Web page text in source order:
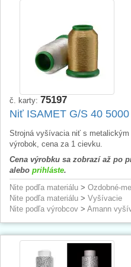
–
priemyselných šijacích nití –
samozhášavé
Amann Synton–
vysokú pevnosť
vlastnosti
priemysel, koženú
Amann vyšívacie– 100%
výšivku
vysoký lesk
Hagal ostatné– vysoko
ULTRAPOLY 30
strojné zošívanie
Hagal Polytex
overlockoch, cez 100
Hagal Profipoly
určené pre šijacie stroje ,
Hagal Unipoly
– odolné
stroje, cez 200 farebných
jeansová niť
pre šitie
Hedva ostatné– veľké
efektových nití,vyšívací
polyesterové nite,
č. karty: 75197
Niť ISAMET G/S 40 5000
Strojná vyšívacia niť s
výrobok, cena za 1 cievku.
Cena výrobku sa zobrazí až po
alebo prihláste.
Nite podľa materiálu > Ozdobné-
Nite podľa materiálu > Vyšívacie
Nite podľa výrobcov > Amann